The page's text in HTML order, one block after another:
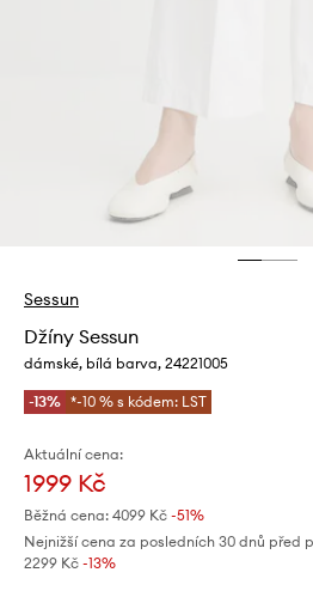
Sessun
Džíny Sessun
dámské, bílá barva, 24221005
-13% *-10 % s kódem: LST
Aktuální cena:
1999 Kč
Běžná cena: 4099 Kč -51%
Nejnižší cena za posledních 30 dnů před
2299 Kč -13%